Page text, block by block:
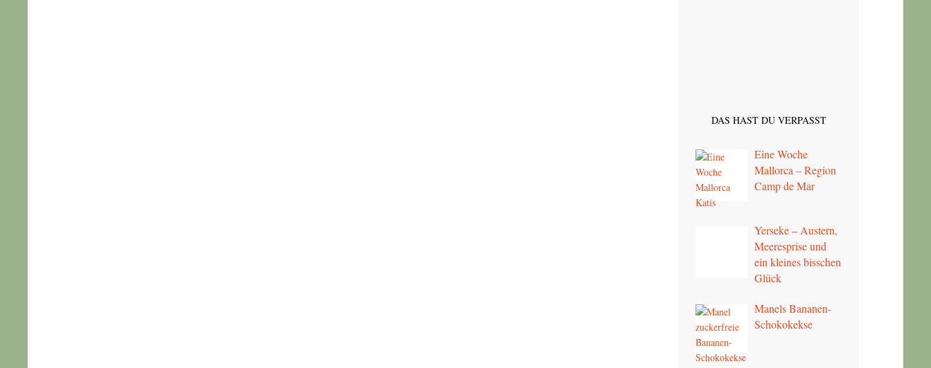
DAS HAST DU VERPASST
Eine Woche
Mallorca – Region
Camp de Mar
Yerseke – Austern,
Meeresprise und
ein kleines bisschen
Glück
Manels Bananen-
Schokokekse